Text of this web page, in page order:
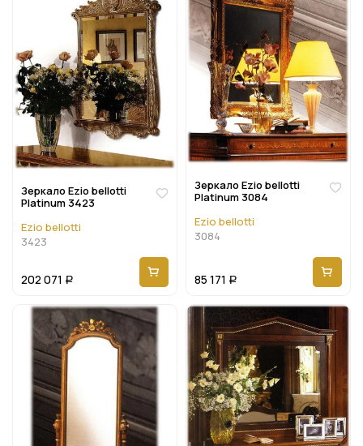
Зеркало Ezio bellotti
Platinum 3423
Ezio bellotti
3423
202 071 Р
Зеркало Ezio bellotti
Platinum 3084
Ezio bellotti
3084
85 171 Р